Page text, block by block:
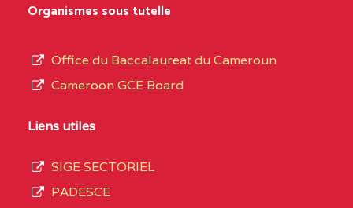
CENTRE
COLLEGE PRIVE LAIC
SAINT MICHEL
CENTRE
du
de
septembre
Organismes sous tutelle
Office du Baccalaureat du Cameroun
Cameroon GCE Board
Liens utiles
SIGE SECTORIEL
PADESCE